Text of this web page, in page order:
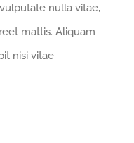
nulla vitae,
mattis. Aliquam
nisi vitae